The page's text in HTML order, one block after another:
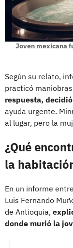
Joven mexicana
Según su relato,
practicó
respuesta,
ayuda urgente.
al lugar, pero la
¿Qué
la
En un informe
Luis Fernando
de Antioquia,
donde murió la